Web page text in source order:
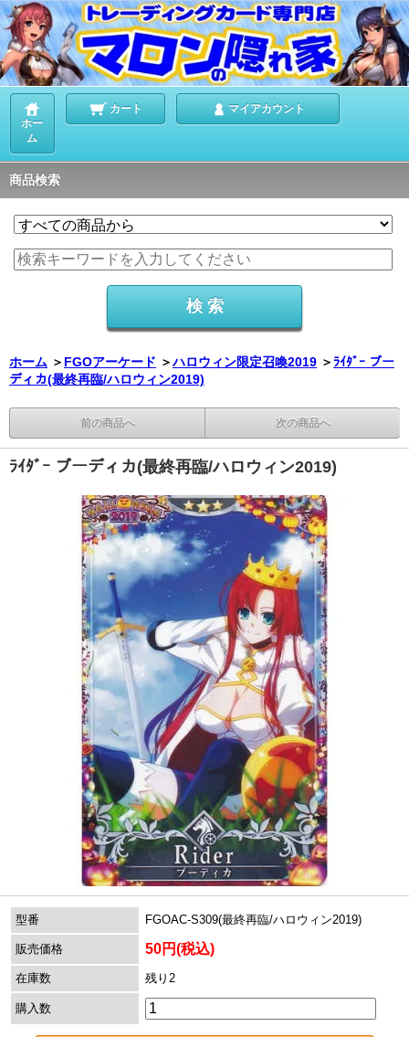
ホー
ム
カート マイアカウント
商品検索
ホーム ＞ FGOアーケード ＞ハロウィン限定召喚2019 ＞ﾗｲﾀﾞｰ ブー
ディカ(最終再臨/ハロウィン2019)
前の商品へ 次の商品へ
ﾗｲﾀﾞｰ ブーディカ(最終再臨/ハロウィン2019)
型番 FGOAC-S309(最終再臨/ハロウィン2019)
販売価格 50円(税込)
在庫数 残り2
購入数